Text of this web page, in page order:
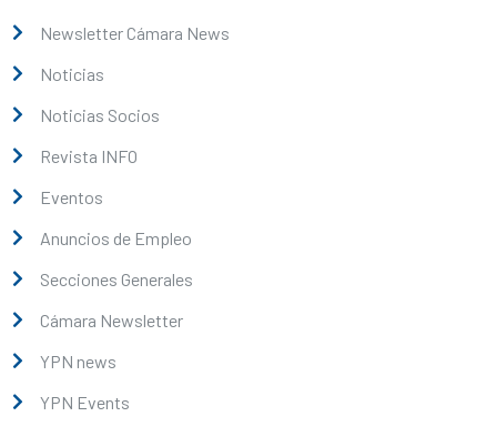
Newsletter Cámara News
Noticias
Noticias Socios
Revista INFO
Eventos
Anuncios de Empleo
Secciones Generales
Cámara Newsletter
YPN news
YPN Events